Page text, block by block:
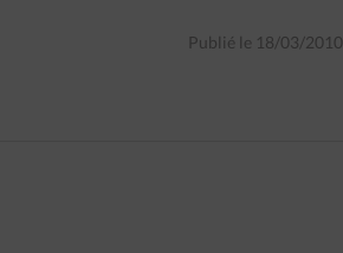
Publié le 18/03/2010